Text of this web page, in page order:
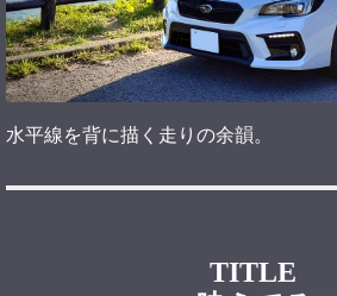
水平線を背に描く走りの余韻。
TITLE